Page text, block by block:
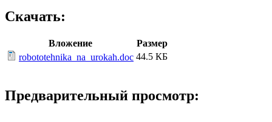
Скачать:
Вложение
Размер
robototehnika_na_urokah.doc 44.5 КБ
Предварительный просмотр: